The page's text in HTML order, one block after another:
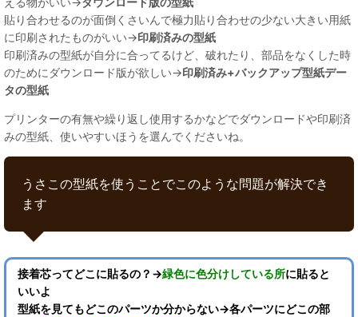
貼り合わせるのが面倒くさいんで極力貼り合わせの少ない大きい用紙
に印刷されたものがいい→印刷済みの型紙
印刷済みの型紙が自分に合ってるけど、破れたり、部品をなくした時
のためにダウンロード版が欲しい→印刷済み+バックアップ型紙デー
タの型紙
プリンターの有無や繰り返し使用するかなどでダウンロードや印刷済
みの型紙、使いやすいほうを選んでくださいね。
うさこの型紙を使うことでこのような問題が解決でき
ます
接着芯ってどこに貼るの？→緑色に色分けしている所に貼ると
いいよ
型紙を見てもどこのパーツか分からない→各パーツにどこの部